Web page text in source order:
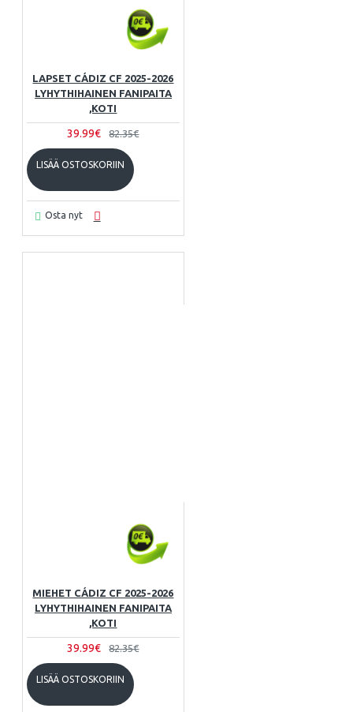
LAPSET CÁDIZ CF 2025-2026
LYHYTHIHAINEN FANIPAITA
,KOTI
39.99€ 82.35€
LISÄÄ OSTOSKORIIN
Osta nyt
MIEHET CÁDIZ CF 2025-2026
LYHYTHIHAINEN FANIPAITA
,KOTI
39.99€ 82.35€
LISÄÄ OSTOSKORIIN